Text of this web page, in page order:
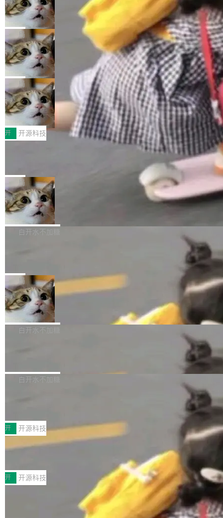
nt智能测试系统入选AI测试领域代表产品。对CI
O而言，这提示了一个转变：AI测试正在从效率
工具升级为企业的质量基础设施。 CIO面对的新
现实 过去两年，CIO们的焦虑清单上多了两项：
一是如何让大模型和智能体应用安全地从PoC走
向生产，二是如何让测试团队跟得上AI应用...
的学术体操，是日常编码的思维方式。 文章从一个简单的例子切
入。一个网站的深色主题设置，如果用布尔值 + 可空字段来表示
——boolean 表示是否可切换，nullable 的默认模式、浅色方案、
深色方案——会产生大量无意义的组合。方案缺了、配置冲突了、
全 null 了。要知道哪些组合有效，作者说，你得靠"文档、校验、
或者部落知识"。 换个写法。Rust 的 enum，两个变体：Switchabl
e...
Cloudflare 开源内部企业 AI 平台 Clou
dflare OS
Cloudflare 发布了一个开源项目 Cloudflare O
S。如果你只看官方博客，你会觉得这是又一
个"AI 知识库 + 聊天机器人"——每个大厂都在
做，没什么新鲜的。 但 Kenton Varda 在 Twitte
r 上把事情说清楚了： 今天我们发布了 Cloudfla
re OS，一个带连接器的聊天机器人，跟其他所
有科技公司做的一样。只不过，实际上它不一
样。这是 Sandstorm.io 的重制版，我十年前的
那个创业公司。不同的是，这次它构建在 Cloudf
lare Workers 上——我花了九年时间搭建的平台
——并且深度集成了 AI。这基本上是我十年秘密
局
Deno 团队开源 Celld，可自托管的分
布式 Durable Objects
Ryan Dahl 领导的 Deno 团队推出了最新开源项
目 Celld，一个能在自己机器上运行 Cloudflare
Workers 和 Durable Objects 的守护进程。 设
计思路很直接：每个对象是一个独立的 SQLite
数据库，按名称寻址，复制到你自己的 S3 兼容
存储库里。节点之间只通过这个存储库协调——
没有控制平面，没有共识协议。每个对象自带一
个小型数据库，应用天然按分片构建，单个数据
库的竞争和爆炸半径问题在设计层面就被消除
了。 闲置的 cell 会休眠到几乎不占资源。当 cel
l 迁移或唤醒时，新宿主从 S3 恢复 SQLite 数据
库继续执行。存储库是持久化的唯一真相...
局
鲁大师7月新机性能/流畅/AI榜：vivo夺性能、流畅双第
一，三星Galaxy Z系列新折叠缺席
2026年7月的手机市场，由于存储等硬件成本暴增，手机厂商的日
子也不好过啊，新机速度明显放缓，因此硝烟味淡了许多。新机参
数规格除开高价的三星折叠（三星Galaxy Z Fold8 Ultra / Z Fold8
/ Z Flip8）外，其余要么是中低端机器，例如iQOO Z11i、REDMI
Note 17、REDMI Note 17 Pro、OPPO K15，要么是vivo X300 E
这样的次旗舰。 Galaxy Z Fold8 Ultra / Z Fold8 / Z Flip8三款折
叠屏新机均在7月22日发布，且全部搭载骁龙8 Elite Gen5 for Gal
axy，它们本该是7月性...
开 开源科技
Zed 推出 DeltaDB，一个记录 commit 之间所有操作
Zed 编辑器团队发布了新项目——DeltaDB，一个在 git commit 之
间记录每一次编辑操作的版本控制系统。目前处于 Early Access
阶段。 DeltaDB 的核心思路直接写在 landing page 最显眼的位
置：「Software is made between commits」——软件是在 com
mit 之间写出来的。git 只记录了你提交的最终状态，但真正的工作
过程——打字、删改、试错、agent 对话——都在 commit 之间的
空隙里丢失了。 DeltaDB 要做的就是把这段空隙补上。 回退到任
何一次编辑：DeltaDB 捕获 commit 之间的每一次操作，...
局
SpaceXAI 单季资本开支达 183 亿美元
根据风险投资人Tomer Tunguz 博客（VC 分
析）披露的最新分析与第二季度业绩报告，Spac
微软同期总资本开支的四成。 与亚马逊、Alpha
bet、微软以及 Meta 等传统科技巨头相比，Spa
ceXAI的资金消耗速度尤为引人瞩目。然而，支
撑庞大支出的资金来源却呈现出截然不同的面
貌。数据显示，微软和 Meta 主要依托充沛的经
白开水不加糖
Meta 发布终端编程 Agent“Muse Code” 和 Muse Sp
编程 agent；Muse Spark 1.2，驱动这个 agent 的新模型。一句
话概括：你可以用 curl -fsSL https://dev.meta.ai/install.sh | bash
安装一个能在大项目里自动规划、写代码、验证结果的 AI 终端工
具。 据介绍，Muse Code 是 Meta 的编程 agent 产品。它和市场
上已有的终端编程 agent 在设计理念上有几个明显的差异点。 异
步后台 agent：Muse Code 有一个主 agent 循环，外加一组后台
局
美团开源 LoHoSearch，用知识图谱校准 AI 能力认知
机器出题的前提，是让机器拥有全局视野。整个构建流程可以分为
四个环节：建图 → 控制难度 → 质量把关 → 数据概览。
白开水不加糖
腾讯网平团队宣布开源了 UCL-MPComm 通信库，并将作为trans
port接入Mooncake TENT。该通信库针对AI Memory池化场景的
数据传输需求进行了深度优化，能够实现数据中心内大规模计算节
点间多种内存类型的高性能通信。 UCL-MPComm将作为一种传输
引擎接入Mooncake TENT，实现零拷贝传输性能提升30%、非零
拷贝传输性能最高提升5倍。UCL-MPComm底层基于自研UCL-En
gine通信引擎，后续腾讯网平将持续开源更多基于UCL-Engine的
高性能通信组件。 腾讯网平团队在UCL-MPComm中实现了一个独
立于业务线程的全局通信引擎（Engine），并实...
白开水不加糖
近日，工信部科技司公示《2025人工智能应用典型案例入选名
单》，深信服“面向企业研发场景的开源 AI 编程平台 CoStrict 应
用”凭借卓越的技术创新与落地成效成功入选。 全链路私有化部
署，助力企业AI研发安全落地 当前，越来越多企业已经开始引入 AI
Coding 工具，通过调用公有云模型或企业内部部署模型提升研发
效率。但随着 AI Coding 从个人辅助工具逐步走向团队级、组织级
应用，企业在规模化落地过程中，对安全性、可控性和代码质量提
出了更高要求。 首先是数据安全与合规要求。对于大多数普通研发
场景，公有云模型能够满足快速试用和效率提升的需求。但对于金
开 开源科技
深信服AI算力网关入选工信部人工智能
前不久，工业和信息化部正式发布《2025年人工
智能应用典型案例名单》，集中展示人工智能在
各领域的应用成果，覆盖技术底座、行业赋能、
产品应用、支撑保障、专题等五大方向。深信服
AI算力网关（AI创新平台）成功入选！ 随着各行
开 开源科技
Jeff Dean 离开 Google：一个时代的结
束，一个实验室的开始
Google 员工编号 20。MapReduce 作者之一。